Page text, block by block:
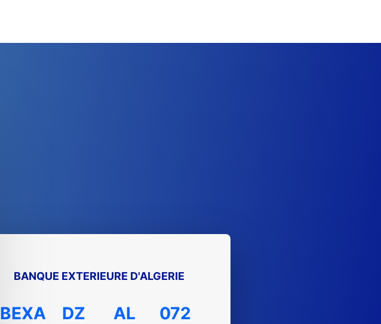
BANQUE EXTERIEURE D'ALGERIE
BEXA DZ AL 072